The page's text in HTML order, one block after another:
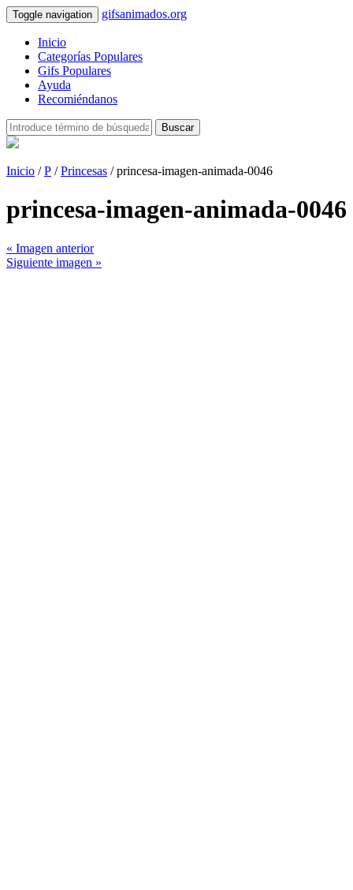
Toggle navigation gifsanimados.org
Inicio
Categorías Populares
Gifs Populares
Ayuda
Recomiéndanos
Buscar
Inicio /P /Princesas / princesa-imagen-animada-0046
princesa-imagen-animada-0046
« Imagen anterior
Siguiente imagen »